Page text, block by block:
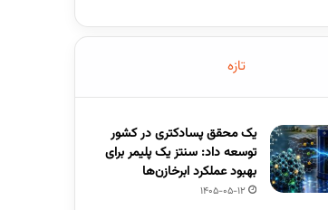
تازه
یک محقق پسادکتری در کشور
توسعه داد: سنتز یک پلیمر برای
بهبود عملکرد ابرخازن‌ها
1405-05-12